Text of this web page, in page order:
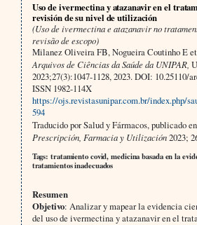
Uso de ivermectina y atazanavir en el
revisión de su nivel de utilización
(Uso de ivermectina e atazanavir no
revisão de escopo)
Milanez Oliveira FB, Nogueira Coutinho E
Arquivos de Ciências da Saúde da UNIPAR,
2023;27(3):1047-1128, 2023. DOI: 10.25110/
ISSN 1982-114X
https://ojs.revistasunipar.com.br/index.php/
594
Traducido por Salud y Fármacos, publicado en
Prescripción, Farmacia y Utilización2023;
Tags: tratamiento covid, medicina basada en la
tratamientos inadecuados
Resumen
Objetivo: Analizar y mapear la evidencia
del uso de ivermectina y atazanavir en el